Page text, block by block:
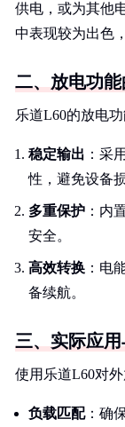
供电，或为其他
中表现较为出色
二、放电功
乐道L60的放电
稳定输出 ：采
性，避免设备损
多重保护 ：内
安全。
高效转换 ：电
备续航。
三、实际应
使用乐道L60对
负载匹配：确